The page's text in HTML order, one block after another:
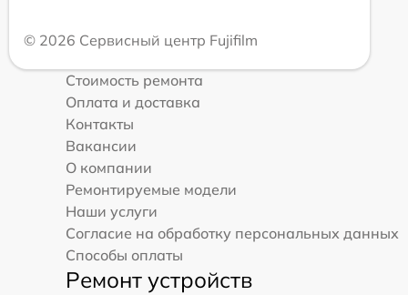
© 2026 Сервисный центр Fujifilm
Стоимость ремонта
Оплата и доставка
Контакты
Вакансии
О компании
Ремонтируемые модели
Наши услуги
Согласие на обработку персональных данных
Способы оплаты
Ремонт устройств